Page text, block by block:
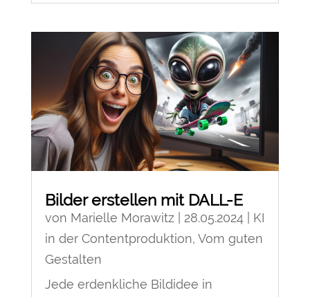
Bilder erstellen mit DALL-E
von Marielle Morawitz| 28.05.2024| KI
in der Contentproduktion, Vom guten
Gestalten
Jede erdenkliche Bildidee in